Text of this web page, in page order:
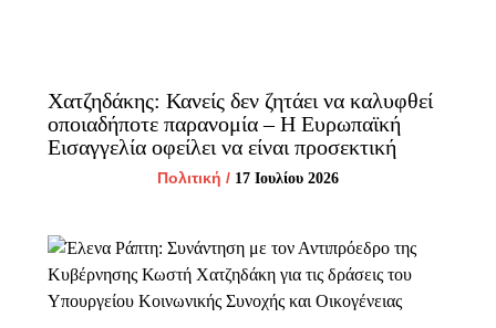
Χατζηδάκης: Κανείς δεν ζητάει να καλυφθεί
οποιαδήποτε παρανομία – Η Ευρωπαϊκή
Εισαγγελία οφείλει να είναι προσεκτική
Πολιτική / 17 Ιουλίου 2026